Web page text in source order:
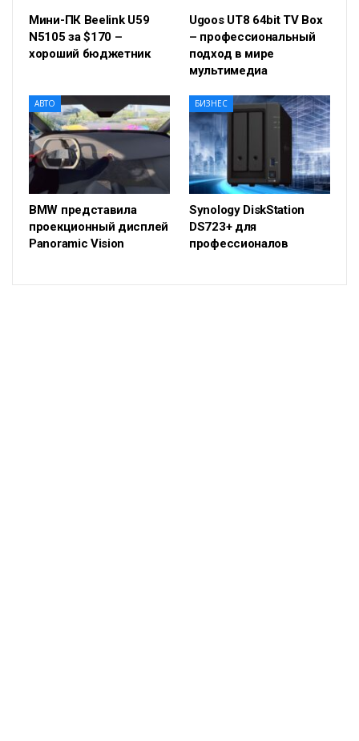
Мини-ПК Beelink U59
N5105 за $170 –
хороший бюджетник
Ugoos UT8 64bit TV Box
– профессиональный
подход в мире
мультимедиа
АВТО
BMW представила
проекционный дисплей
Panoramic Vision
БИЗНЕС
Synology DiskStation
DS723+ для
профессионалов